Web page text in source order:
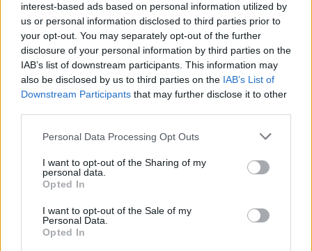
interest-based ads based on personal information utilized by
us or personal information disclosed to third parties prior to
your opt-out. You may separately opt-out of the further
disclosure of your personal information by third parties on the
IAB’s list of downstream participants. This information may
also be disclosed by us to third parties on the IAB’s List of
Downstream Participants that may further disclose it to other
Personal Data Processing Opt Outs
I want to opt-out of the Sharing of my
personal data.
Opted In
I want to opt-out of the Sale of my
Personal Data.
Opted In
CZYTAJ TEŻ:IEM Cologne 2024 i Polacy w fazie
grupowej. Najlepszego z nich... nie ma już na
turnieju
A Rebels? Cóż, ci po tym, jak udało im się przetrwać
pierwszy dzień, odpadli już po inauguracyjnym
Grzegorza "SZPERA" Dziamałka 13:8. Jak się potem
okazało, dla Czarno-Pomarańczowych był to kolejny
etap zwycięskiej podróży, zakończonej awansem do
zamkniętych eliminacji. Po wyeliminowaniu Polaków po
dogrywce ograli oni także Gaimin Gladiators. A na sam
koniec rozprawili się z Teamem QUAZAR, chociaż to